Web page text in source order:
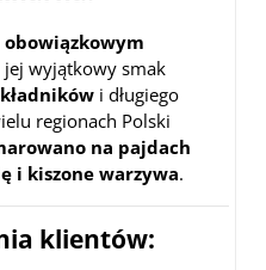
jej wyjątkowy smak
i długiego
regionach Polski
na pajdach
i kiszone warzywa.
klientów: